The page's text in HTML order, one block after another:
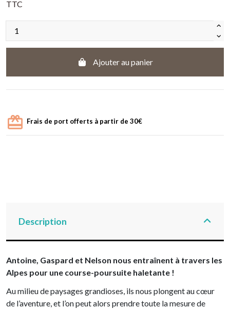
TTC
Ajouter au panier
Frais de port offerts à partir de 30€
Description
Antoine, Gaspard et Nelson nous entraînent à travers les
Alpes pour une course-poursuite haletante !
Au milieu de paysages grandioses, ils nous plongent au cœur
de l’aventure, et l’on peut alors prendre toute la mesure de